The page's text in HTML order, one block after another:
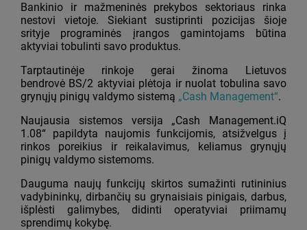
Bankinio ir mažmeninės prekybos sektoriaus rinka
nestovi vietoje. Siekiant sustiprinti pozicijas šioje
srityje programinės įrangos gamintojams būtina
aktyviai tobulinti savo produktus.
Tarptautinėje rinkoje gerai žinoma Lietuvos
bendrovė BS/2 aktyviai plėtoja ir nuolat tobulina savo
grynųjų pinigų valdymo sistemą „Cash Management“.
Naujausia sistemos versija „Cash Management.iQ
1.08“ papildyta naujomis funkcijomis, atsižvelgus į
rinkos poreikius ir reikalavimus, keliamus grynųjų
pinigų valdymo sistemoms.
Dauguma naujų funkcijų skirtos sumažinti rutininius
vadybininkų, dirbančių su grynaisiais pinigais, darbus,
išplėsti galimybes, didinti operatyviai priimamų
sprendimų kokybę.